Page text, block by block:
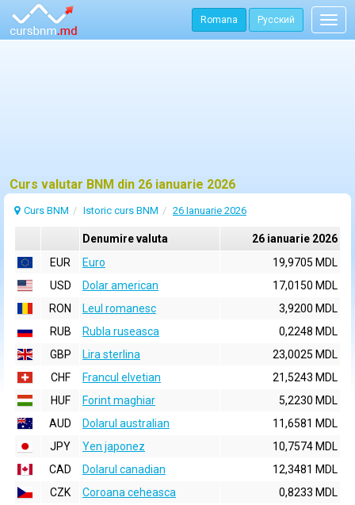
Romana Русский
Curs valutar BNM din 26 ianuarie 2026
Curs BNM Istoric curs BNM 26 Ianuarie 2026
Denumire valuta
26 ianuarie 2026
EUR
Euro
19,9705 MDL
USD
Dolar american
17,0150 MDL
RON
Leul romanesc
3,9200 MDL
RUB
Rubla ruseasca
0,2248 MDL
GBP
Lira sterlina
23,0025 MDL
CHF
Francul elvetian
21,5243 MDL
HUF
Forint maghiar
5,2230 MDL
AUD
Dolarul australian
11,6581 MDL
JPY
Yen japonez
10,7574 MDL
CAD
Dolarul canadian
12,3481 MDL
CZK
Coroana ceheasca
0,8233 MDL